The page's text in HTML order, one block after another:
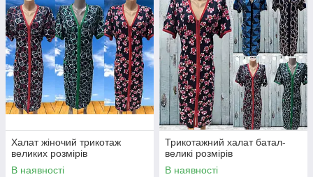
Халат жіночий трикотаж
великих розмірів
В наявності
Трикотажний халат батал-
великі розмірів
В наявності